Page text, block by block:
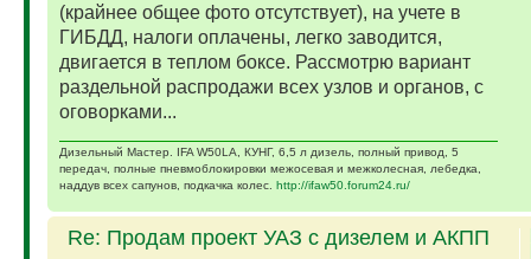
(крайнее общее фото отсутствует), на учете в
ГИБДД, налоги оплачены, легко заводится,
двигается в теплом боксе. Рассмотрю вариант
раздельной распродажи всех узлов и органов, с
оговорками...
Дизельный Мастер. IFA W50LA, КУНГ, 6,5 л дизель, полный привод, 5
передач, полные пневмоблокировки межосевая и межколесная, лебедка,
наддув всех сапунов, подкачка колес. http://ifaw50.forum24.ru/
Re: Продам проект УАЗ с дизелем и АКПП